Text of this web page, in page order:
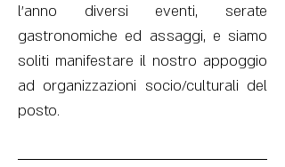
l’anno diversi eventi, serate
gastronomiche ed assaggi, e siamo
soliti manifestare il nostro appoggio
ad organizzazioni socio/culturali del
posto.